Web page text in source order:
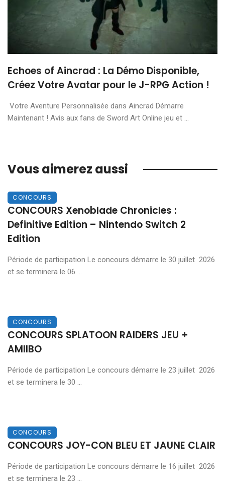
Echoes of Aincrad : La Démo Disponible,
Créez Votre Avatar pour le J-RPG Action !
Votre Aventure Personnalisée dans Aincrad Démarre
Maintenant ! Avis aux fans de Sword Art Online jeu et ...
Vous aimerez aussi
CONCOURS
CONCOURS Xenoblade Chronicles :
Definitive Edition – Nintendo Switch 2
Edition
Période de participation Le concours démarre le 30 juillet 2026
et se terminera le 06 ...
CONCOURS
CONCOURS SPLATOON RAIDERS JEU +
AMIIBO
Période de participation Le concours démarre le 23 juillet 2026
et se terminera le 30 ...
CONCOURS
CONCOURS JOY-CON BLEU ET JAUNE CLAIR
Période de participation Le concours démarre le 16 juillet 2026
et se terminera le 23 ...